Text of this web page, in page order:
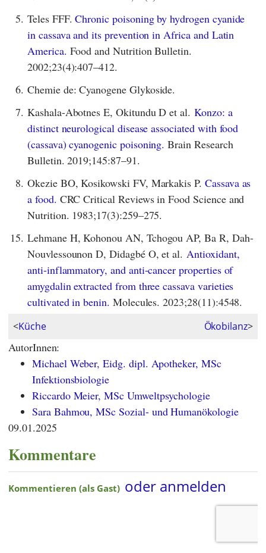
5. Teles FFF.Chronic poisoning by hydrogen cyanide
in cassava and its prevention in Africa and Latin
America. Food and Nutrition Bulletin.
2002;23(4):407–412.
6. Chemie de: Cyanogene Glykoside.
7. Kashala-Abotnes E, Okitundu D et al.Konzo: a
distinct neurological disease associated with food
(cassava) cyanogenic poisoning. Brain Research
Bulletin. 2019;145:87–91.
8. Okezie BO, Kosikowski FV, Markakis P. Cassava as
a food. CRC Critical Reviews in Food Science and
Nutrition. 1983;17(3):259–275.
15. Lehmane H, Kohonou AN, Tchogou AP, Ba R, Dah-
Nouvlessounon D, Didagbé O, et al.Antioxidant,
anti-inflammatory, and anti-cancer properties of
amygdalin extracted from three cassava varieties
cultivated in benin. Molecules. 2023;28(11):4548.
<Küche Ökobilanz>
AutorInnen:
Michael Weber, Eidg. dipl. Apotheker, MSc
Infektionsbiologie
Riccardo Meier, MSc Umweltpsychologie
Sara Bahmou, MSc Sozial- und Humanökologie
09.01.2025
Kommentare